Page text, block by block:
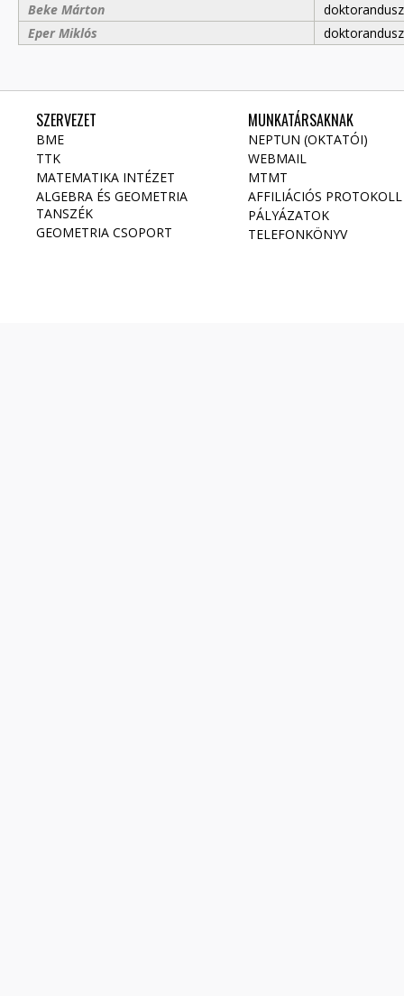
Beke Márton
doktorandusz
Eper Miklós
doktorandusz
SZERVEZET
BME
TTK
MATEMATIKA INTÉZET
ALGEBRA ÉS GEOMETRIA
TANSZÉK
GEOMETRIA CSOPORT
MUNKATÁRSAKNAK
NEPTUN (OKTATÓI)
WEBMAIL
MTMT
AFFILIÁCIÓS PROTOKOLL
PÁLYÁZATOK
TELEFONKÖNYV